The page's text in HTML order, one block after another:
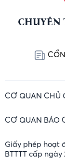
CHUYÊN
CƠ QUAN CHỦ
CƠ QUAN BÁO
Giấy phép hoạt
BTTTT cấp ngày